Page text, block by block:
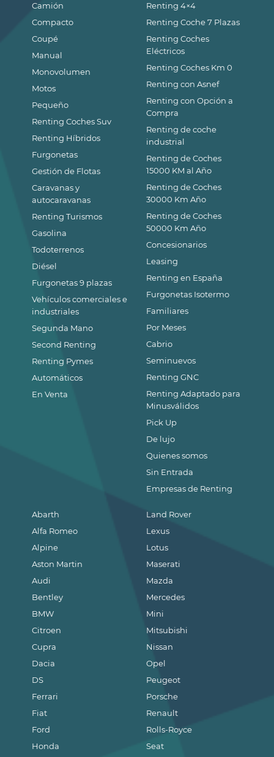
Camión
Compacto
Coupé
Manual
Monovolumen
Motos
Pequeño
Renting Coches Suv
Renting Híbridos
Furgonetas
Gestión de Flotas
Caravanas y
autocaravanas
Renting Turismos
Gasolina
Todoterrenos
Diésel
Furgonetas 9 plazas
Vehículos comerciales e
industriales
Segunda Mano
Second Renting
Renting Pymes
Automáticos
En Venta
Abarth
Alfa Romeo
Alpine
Aston Martin
Audi
Bentley
BMW
Citroen
Cupra
Dacia
DS
Ferrari
Fiat
Ford
Honda
Land Rover
Lexus
Lotus
Maserati
Mazda
Mercedes
Mini
Mitsubishi
Nissan
Opel
Peugeot
Porsche
Renault
Rolls-Royce
Seat
Renting 4×4
Renting Coche 7 Plazas
Renting Coches
Eléctricos
Renting Coches Km 0
Renting con Asnef
Renting con Opción a
Compra
Renting de coche
industrial
Renting de Coches
15000 KM al Año
Renting de Coches
30000 Km Año
Renting de Coches
50000 Km Año
Concesionarios
Leasing
Renting en España
Furgonetas Isotermo
Familiares
Por Meses
Cabrio
Seminuevos
Renting GNC
Renting Adaptado para
Minusválidos
Pick Up
De lujo
Quienes somos
Sin Entrada
Empresas de Renting